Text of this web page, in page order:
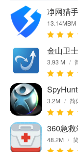
净网猎
13.14MBM
金山卫
3.93 M /
3.2M / 简
360急
48.2M /